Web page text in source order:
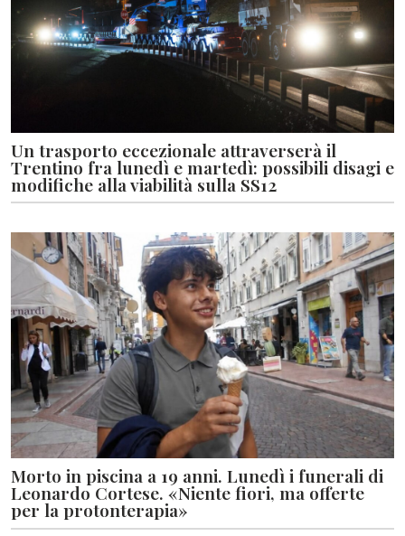
Un trasporto eccezionale attraverserà il
Trentino fra lunedì e martedì: possibili disagi e
modifiche alla viabilità sulla SS12
Morto in piscina a 19 anni. Lunedì i funerali di
Leonardo Cortese. «Niente fiori, ma offerte
per la protonterapia»